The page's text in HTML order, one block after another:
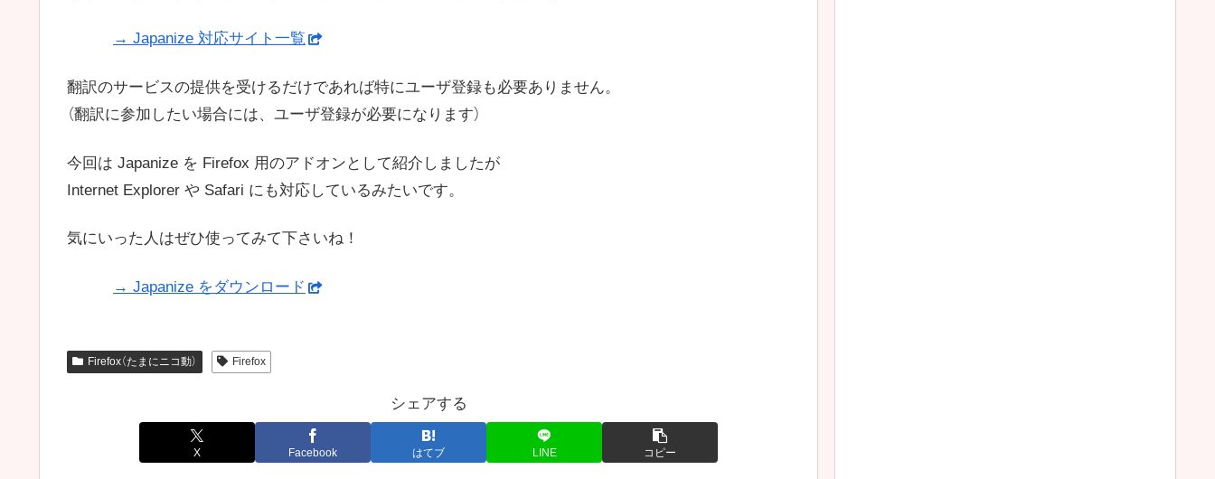
→ Japanize 対応サイト一覧
翻訳のサービスの提供を受けるだけであれば特にユーザ登録も必要ありません。
（翻訳に参加したい場合には、ユーザ登録が必要になります）
今回は Japanize を Firefox 用のアドオンとして紹介しましたが
Internet Explorer や Safari にも対応しているみたいです。
気にいった人はぜひ使ってみて下さいね！
→ Japanize をダウンロード
Firefox（たまにニコ動） Firefox
シェアする
X Facebook はてブ LINE コピー